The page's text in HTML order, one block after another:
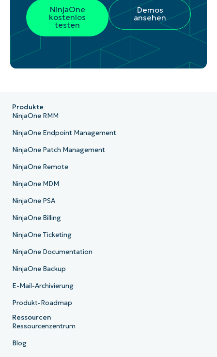
NinjaOne
kostenlos
testen
Demos
ansehen
Produkte
NinjaOne RMM
NinjaOne Endpoint Management
NinjaOne Patch Management
NinjaOne Remote
NinjaOne MDM
NinjaOne PSA
NinjaOne Billing
NinjaOne Ticketing
NinjaOne Documentation
NinjaOne Backup
E-Mail-Archivierung
Produkt-Roadmap
Ressourcen
Ressourcenzentrum
Blog